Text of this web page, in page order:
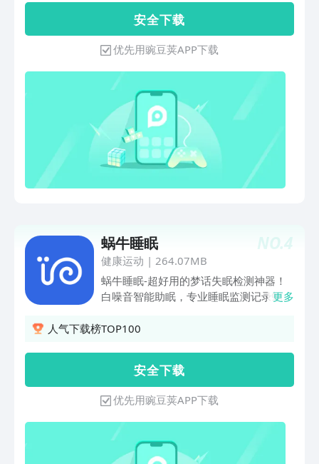
等丰富助眠内容，还提供功能强大的睡眠
监测、梦话打鼾记录、无痛闹钟、数字疗
法和睡觉搭子、心率监测等专业贴心的服
务。纯质白噪音，能力超强- 收录
1400+白噪音，800+永久免费！划分22
个特色分类：雨声、课堂、脑波、
ASMR...- 支持3个声音组合播放、7大音
效，Hi-Res天籁纯享音质、灵感一组睡眠
监测，国内首家通过网信算备的睡眠算
法-【睡眠监测】业内领先自研算法，专
业判断睡眠阶段-【梦话打鼾】精准捕捉
梦话呼噜与环境音，脱敏保存-【无痛唤
智能算法定制作息小睡眠适合以下人群-
睡眠困扰人群：入睡难、易醒、多梦噩
梦、浅眠- 因焦虑、压力、抑郁等情绪问
题导致失眠的人- 因旅游、出差、出国等
环境突变导致失眠的人- 因考试、加班等
短暂性事项变化导致失眠的人- 因群居、
作、冥想、写作、阅读等专注场景- 雨
声、ASMR、脑波、吸猫、魔法、古风等
声音控
安 全 下 载
优先用豌豆荚APP下载
NO.4
蜗牛睡眠
健康运动 | 264.07MB
蜗牛睡眠-超好用的梦话失眠检测神器！
白噪音智能助眠，专业睡眠监测记录蜗牛
边睡眠神器，解决穿戴设备的束缚感独家
梦话内容等30项数据。与大数据进行对
比，评估你的睡眠年龄及效率，产出日
报、周报和月报，数据最多达100+我们
不止做记录，还能发现睡眠问题，并为您
解决它们——配合智能分析系统，找到影
响睡眠质量的原因，制定专业科学的睡眠
更多
人气下载榜TOP100
安 全 下 载
优先用豌豆荚APP下载